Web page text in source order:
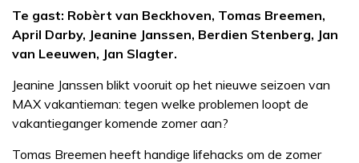
Te gast: Robèrt van Beckhoven, Tomas Breemen,
April Darby, Jeanine Janssen, Berdien Stenberg, Jan
van Leeuwen, Jan Slagter.
Jeanine Janssen blikt vooruit op het nieuwe seizoen van
MAX vakantieman: tegen welke problemen loopt de
vakantieganger komende zomer aan?
Tomas Breemen heeft handige lifehacks om de zomer